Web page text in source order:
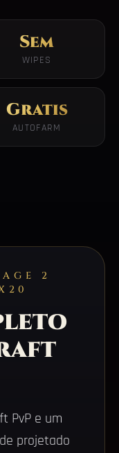
Sem
WIPES
Gratis
AUTOFARM
2
PvP e um
projetado